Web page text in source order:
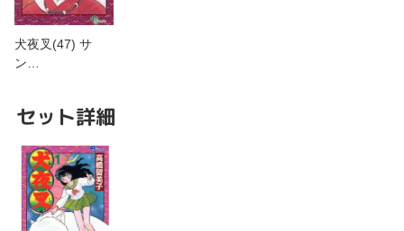
犬夜叉(47) サ
ン…
セット詳細